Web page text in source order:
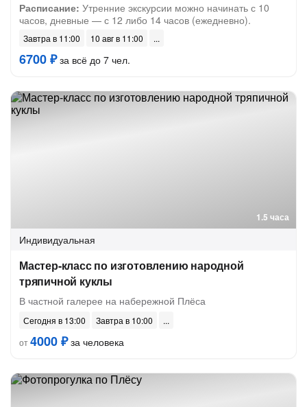
Расписание: Утренние экскурсии можно начинать с 10
часов, дневные — с 12 либо 14 часов (ежедневно).
Завтра в 11:00 10 авг в 11:00
6700 ₽за всё до 7 чел.
1.5 часа
Индивидуальная
Мастер-класс по изготовлению народной
тряпичной куклы
В частной галерее на набережной Плёса
Сегодня в 13:00
Завтра в 10:00
от4000 ₽за человека